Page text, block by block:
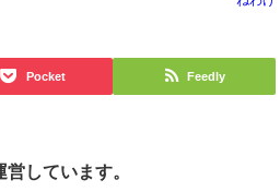
Pocket Feedly
しています。